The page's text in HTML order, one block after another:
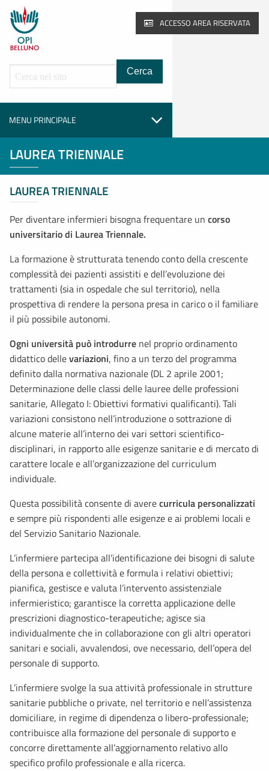
ACCESSO AREA RISERVATA
Pagina principale
MENU PRINCIPALE
LAUREA TRIENNALE
LAUREA TRIENNALE
Per diventare infermieri bisogna frequentare un corso
universitario di Laurea Triennale.
La formazione è strutturata tenendo conto della crescente
complessità dei pazienti assistiti e dell’evoluzione dei
trattamenti (sia in ospedale che sul territorio), nella
prospettiva di rendere la persona presa in carico o il familiare
il più possibile autonomi.
Ogni università può introdurre nel proprio ordinamento
didattico dellevariazioni, fino a un terzo del programma
definito dalla normativa nazionale (DL 2 aprile 2001;
Determinazione delle classi delle lauree delle professioni
sanitarie, Allegato I: Obiettivi formativi qualificanti). Tali
variazioni consistono nell’introduzione o sottrazione di
alcune materie all’interno dei vari settori scientifico-
disciplinari, in rapporto alle esigenze sanitarie e di mercato di
carattere locale e all’organizzazione del curriculum
individuale.
Questa possibilità consente di averecurricula personalizzati
e sempre più rispondenti alle esigenze e ai problemi locali e
del Servizio Sanitario Nazionale.
L’infermiere partecipa all’identificazione dei bisogni di salute
della persona e collettività e formula i relativi obiettivi;
pianifica, gestisce e valuta l’intervento assistenziale
infermieristico; garantisce la corretta applicazione delle
prescrizioni diagnostico-terapeutiche; agisce sia
individualmente che in collaborazione con gli altri operatori
sanitari e sociali, avvalendosi, ove necessario, dell’opera del
personale di supporto.
L’infermiere svolge la sua attività professionale in strutture
sanitarie pubbliche o private, nel territorio e nell’assistenza
domiciliare, in regime di dipendenza o libero-professionale;
contribuisce alla formazione del personale di supporto e
concorre direttamente all’aggiornamento relativo allo
specifico profilo professionale e alla ricerca.